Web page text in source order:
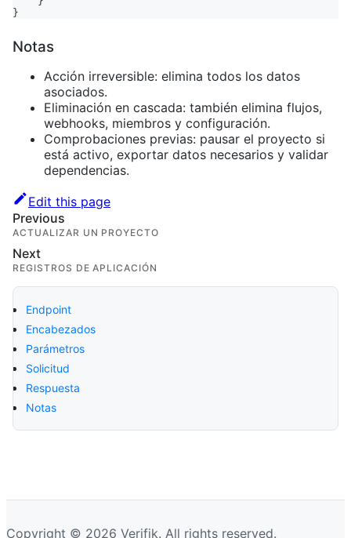
}
Notas
Acción irreversible: elimina todos los datos
asociados.
Eliminación en cascada: también elimina flujos,
webhooks, miembros y configuración.
Comprobaciones previas: pausar el proyecto si
está activo, exportar datos necesarios y validar
dependencias.
Edit this page
Previous
ACTUALIZAR UN PROYECTO
Next
REGISTROS DE APLICACIÓN
Endpoint
Encabezados
Parámetros
Solicitud
Respuesta
Notas
Copyright © 2026 Verifik. All rights reserved.